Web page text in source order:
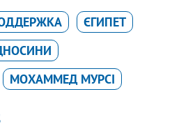
ЄГИПЕТ
МОХАММЕД МУРСІ